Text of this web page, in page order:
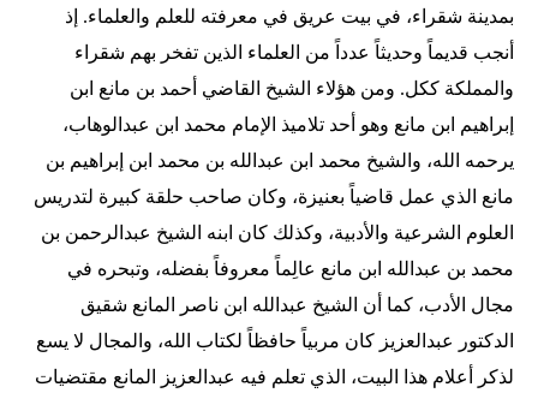
بمدينة شقراء، في بيت عريق في معرفته للعلم والعلماء. إذ
أنجب قديماً وحديثاً عدداً من العلماء الذين تفخر بهم شقراء
والمملكة ككل. ومن هؤلاء الشيخ القاضي أحمد بن مانع ابن
إبراهيم ابن مانع وهو أحد تلاميذ الإمام محمد ابن عبدالوهاب،
يرحمه الله، والشيخ محمد ابن عبدالله بن محمد ابن إبراهيم بن
مانع الذي عمل قاضياً بعنيزة، وكان صاحب حلقة كبيرة لتدريس
العلوم الشرعية والأدبية، وكذلك كان ابنه الشيخ عبدالرحمن بن
محمد بن عبدالله ابن مانع عالِماً معروفاً بفضله، وتبحره في
مجال الأدب، كما أن الشيخ عبدالله ابن ناصر المانع شقيق
الدكتور عبدالعزيز كان مربياً حافظاً لكتاب الله، والمجال لا يسع
لذكر أعلام هذا البيت، الذي تعلم فيه عبدالعزيز المانع مقتضيات